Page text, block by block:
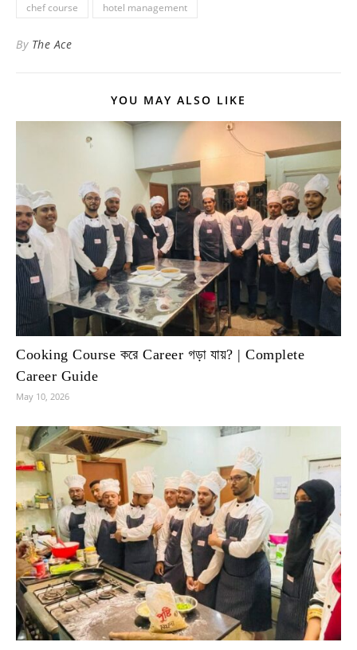
chef course hotel management
By The Ace
YOU MAY ALSO LIKE
Cooking Course করে Career গড়া যায়? | Complete
Career Guide
May 10, 2026